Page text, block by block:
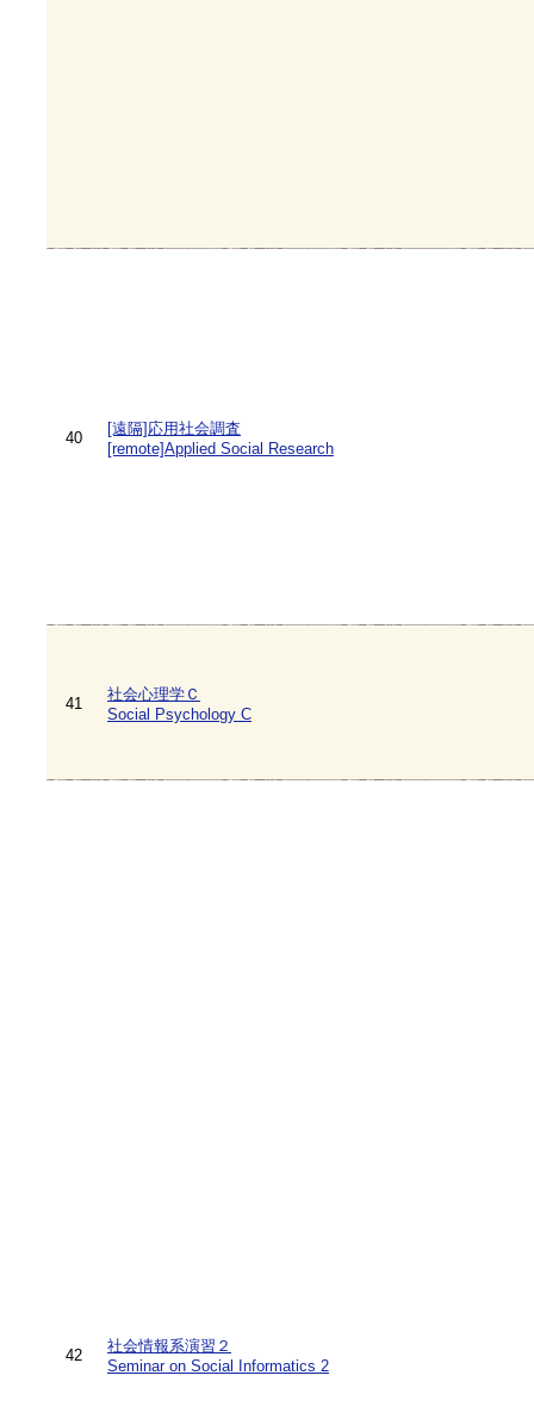
40
[遠隔]応用社会調査
[remote]Applied Social Research
41
社会心理学Ｃ
Social Psychology C
42
社会情報系演習２
Seminar on Social Informatics 2